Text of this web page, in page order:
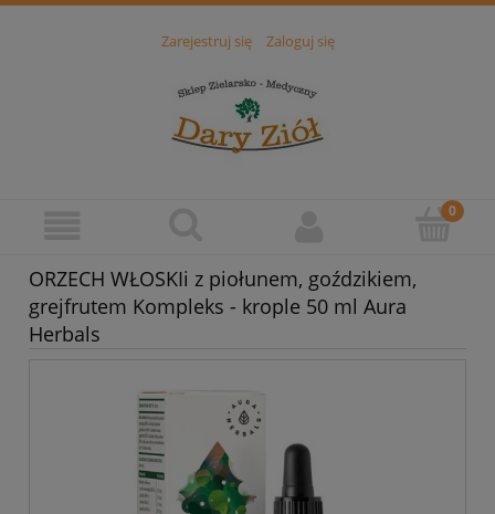
Zarejestruj się Zaloguj się
ORZECH WŁOSKIi z piołunem, goździkiem,
grejfrutem Kompleks - krople 50 ml Aura
Herbals